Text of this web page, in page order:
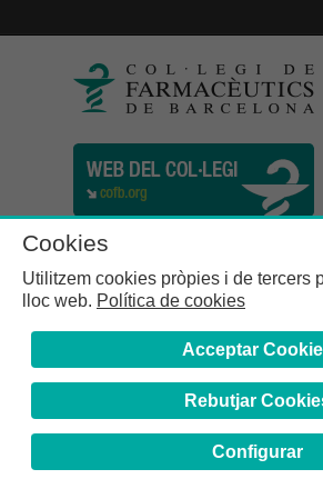
Cookies
Utilitzem cookies pròpies i de tercers
lloc web. Política de cookies
Acceptar
Rebutjar
Configurar